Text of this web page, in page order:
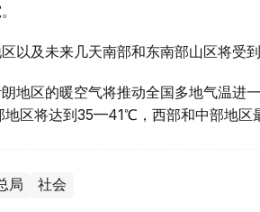
以及未来几天南部和东南部山区将受
地区的暖空气将推动全国多地气温进
区将达到35—41℃，西部和中部地区
局 社会